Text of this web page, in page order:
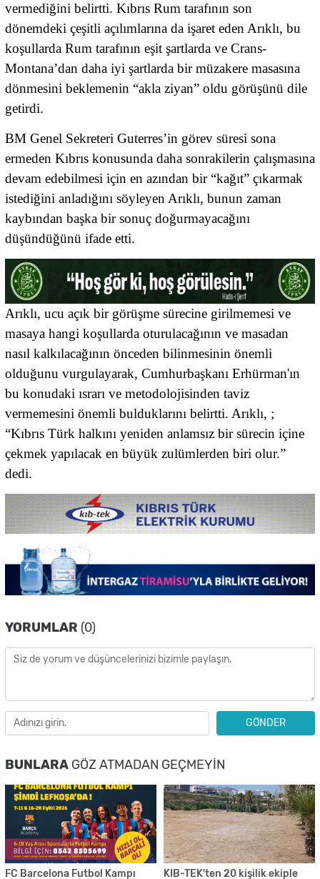
vermediğini belirtti. Kıbrıs Rum tarafının son
dönemdeki çeşitli açılımlarına da işaret eden Arıklı, bu
koşullarda Rum tarafının eşit şartlarda ve Crans-
Montana’dan daha iyi şartlarda bir müzakere masasına
dönmesini beklemenin “akla ziyan” oldu görüşünü dile
getirdi.
BM Genel Sekreteri Guterres’in görev süresi sona
ermeden Kıbrıs konusunda daha sonrakilerin çalışmasına
devam edebilmesi için en azından bir “kağıt” çıkarmak
istediğini anladığını söyleyen Arıklı, bunun zaman
kaybından başka bir sonuç doğurmayacağını
düşündüğünü ifade etti.
Arıklı, ucu açık bir görüşme sürecine girilmemesi ve
masaya hangi koşullarda oturulacağının ve masadan
nasıl kalkılacağının önceden bilinmesinin önemli
olduğunu vurgulayarak, Cumhurbaşkanı Erhürman'ın
bu konudaki ısrarı ve metodolojisinden taviz
vermemesini önemli bulduklarını belirtti. Arıklı, ;
“Kıbrıs Türk halkını yeniden anlamsız bir sürecin içine
çekmek yapılacak en büyük zulümlerden biri olur.”
dedi.
YORUMLAR (0)
GÖNDER
BUNLARA GÖZ ATMADAN GEÇMEYIN
FC Barcelona Futbol Kampı KIB-TEK'ten 20 kişilik ekiple